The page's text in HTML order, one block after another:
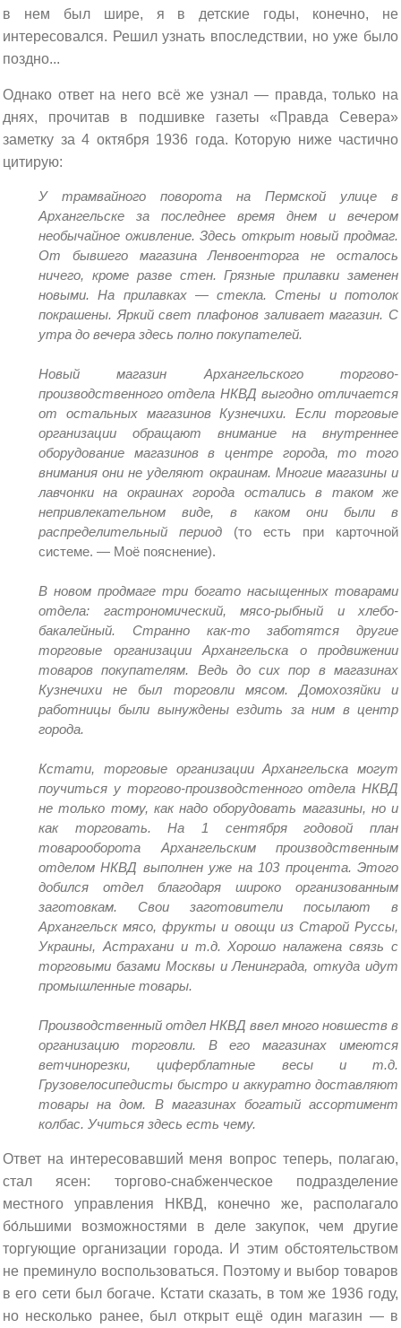
в нем был шире, я в детские годы, конечно, не
интересовался. Решил узнать впоследствии, но уже было
поздно...
Однако ответ на него всё же узнал — правда, только на
днях, прочитав в подшивке газеты «Правда Севера»
заметку за 4 октября 1936 года. Которую ниже частично
цитирую:
У трамвайного поворота на Пермской улице в
Архангельске за последнее время днем и вечером
необычайное оживление. Здесь открыт новый продмаг.
От бывшего магазина Ленвоенторга не осталось
ничего, кроме разве стен. Грязные прилавки заменен
новыми. На прилавках — стекла. Стены и потолок
покрашены. Яркий свет плафонов заливает магазин. С
утра до вечера здесь полно покупателей.
Новый магазин Архангельского торгово-
производственного отдела НКВД выгодно отличается
от остальных магазинов Кузнечихи. Если торговые
организации обращают внимание на внутреннее
оборудование магазинов в центре города, то того
внимания они не уделяют окраинам. Многие магазины и
лавчонки на окраинах города остались в таком же
непривлекательном виде, в каком они были в
распределительный период (то есть при карточной
системе. — Моё пояснение).
В новом продмаге три богато насыщенных товарами
отдела: гастрономический, мясо-рыбный и хлебо-
бакалейный. Странно как-то заботятся другие
торговые организации Архангельска о продвижении
товаров покупателям. Ведь до сих пор в магазинах
Кузнечихи не был торговли мясом. Домохозяйки и
работницы были вынуждены ездить за ним в центр
города.
Кстати, торговые организации Архангельска могут
поучиться у торгово-производстенного отдела НКВД
не только тому, как надо оборудовать магазины, но и
как торговать. На 1 сентября годовой план
товарооборота Архангельским производственным
отделом НКВД выполнен уже на 103 процента. Этого
добился отдел благодаря широко организованным
заготовкам. Свои заготовители посылают в
Архангельск мясо, фрукты и овощи из Старой Руссы,
Украины, Астрахани и т.д. Хорошо налажена связь с
торговыми базами Москвы и Ленинграда, откуда идут
промышленные товары.
Производственный отдел НКВД ввел много новшеств в
организацию торговли. В его магазинах имеются
ветчинорезки, циферблатные весы и т.д.
Грузовелосипедисты быстро и аккуратно доставляют
товары на дом. В магазинах богатый ассортимент
колбас. Учиться здесь есть чему.
Ответ на интересовавший меня вопрос теперь, полагаю,
стал ясен: торгово-снабженческое подразделение
местного управления НКВД, конечно же, располагало
бо́льшими возможностями в деле закупок, чем другие
торгующие организации города. И этим обстоятельством
не преминуло воспользоваться. Поэтому и выбор товаров
в его сети был богаче. Кстати сказать, в том же 1936 году,
но несколько ранее, был открыт ещё один магазин — в